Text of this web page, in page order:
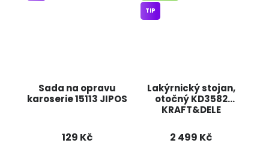
Sada na opravu
karoserie 15113 JIPOS
129 Kč
Lakýrnický stojan,
otočný KD3582
KRAFT&DELE
TIP
2 499 Kč